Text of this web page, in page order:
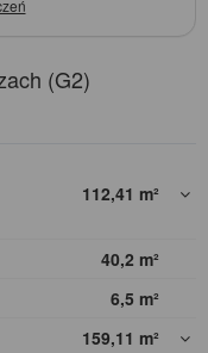
(G2)
112,41 m²
40,2 m²
6,5 m²
159,11 m²